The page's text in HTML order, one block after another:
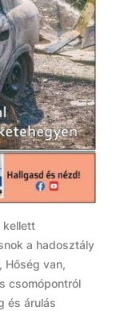
kellett
a hadosztály
Hőség van,
csomópontról
és árulás